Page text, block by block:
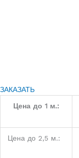
ЗАКАЗАТЬ
Цена до 1 м.:
Цена до 2,5 м.: